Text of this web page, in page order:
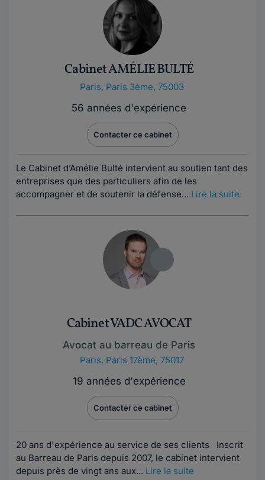
Cabinet AMÉLIE BULTÉ
Paris, Paris 3ème, 75003
56 années d'expérience
Contacter ce cabinet
Le Cabinet d’Amélie Bulté intervient au soutien tant des
entreprises que des particuliers afin de les
accompagner et de soutenir la défense... Lire la suite
Cabinet VADC AVOCAT
Avocat au barreau de Paris
Paris, Paris 17ème, 75017
19 années d'expérience
Contacter ce cabinet
20 ans d'expérience au service de ses clients Inscrit
au Barreau de Paris depuis 2007, le cabinet intervient
depuis près de vingt ans aux... Lire la suite